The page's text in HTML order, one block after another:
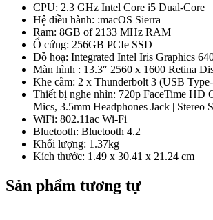
CPU: 2.3 GHz Intel Core i5 Dual-Core
Hệ điều hành: :macOS Sierra
Ram: 8GB of 2133 MHz RAM
Ổ cứng: 256GB PCIe SSD
Đồ hoạ: Integrated Intel Iris Graphics
Màn hình : 13.3″ 2560 x 1600 Retina
Khe cắm: 2 x Thunderbolt 3 (USB
Thiết bị nghe nhìn: 720p FaceTime HD
Mics, 3.5mm Headphones Jack | Stereo
WiFi: 802.11ac Wi-Fi
Bluetooth: Bluetooth 4.2
Khối lượng: 1.37kg
Kích thước: 1.49 x 30.41 x 21.24 cm
Sản phẩm tương tự